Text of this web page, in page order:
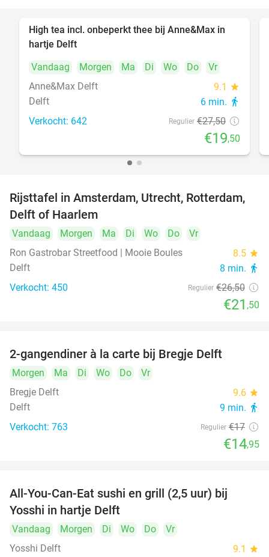
29%
High tea incl. onbeperkt thee bij Anne&Max in
hartje Delft
Vandaag
Morgen Ma Di Wo Do
Vr
Anne&Max Delft
9.1 star
Delft 6 min. directions_walk
Verkocht: 642 Regulier €27,50
€19,50
19%
Rijsttafel in Amsterdam, Utrecht, Rotterdam,
Delft of Haarlem
Vandaag Morgen Ma Di Wo Do
Vr
Ron Gastrobar Streetfood | Mooie Boules
8.5 star
Delft 8 min. directions_walk
Verkocht: 450 Regulier €26,50
€21 ,50
2-gangendiner à la carte bij Bregje Delft
Morgen Ma Di Wo Do
Vr
Bregje Delft
9.6 star
Delft 9 min. directions_walk
Verkocht: 763 Regulier €17
€14,95
All-You-Can-Eat sushi en grill (2,5 uur) bij
Yosshi in hartje Delft
Vandaag Morgen Di Wo Do
Vr
Yosshi Delft
9.1 star